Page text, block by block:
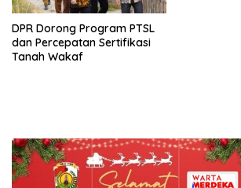
DPR Dorong Program PTSL
dan Percepatan Sertifikasi
Tanah Wakaf